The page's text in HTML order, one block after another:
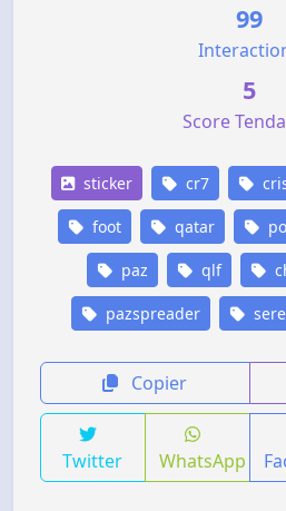
99
5
Score
sticker cr7
foot qatar
paz qlf
pazspreader
Copier
Twitter WhatsApp